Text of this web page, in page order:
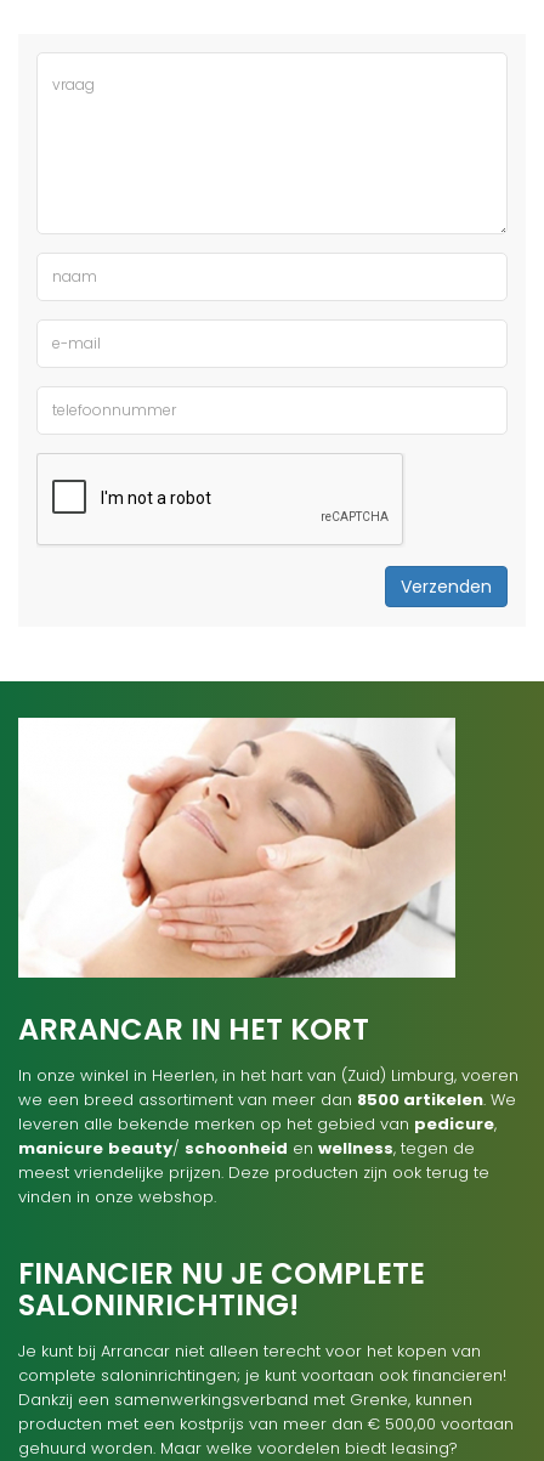
Verzenden
ARRANCAR IN HET KORT
In onze winkel in Heerlen, in het hart van (Zuid) Limburg, voeren
we een breed assortiment van meer dan 8500 artikelen. We
leveren alle bekende merken op het gebied van pedicure,
manicure beauty/ schoonheid en wellness, tegen de
meest vriendelijke prijzen. Deze producten zijn ook terug te
vinden in onze webshop.
FINANCIER NU JE COMPLETE
SALONINRICHTING!
Je kunt bij Arrancar niet alleen terecht voor het kopen van
complete saloninrichtingen; je kunt voortaan ook financieren!
Dankzij een samenwerkingsverband met Grenke, kunnen
producten met een kostprijs van meer dan € 500,00 voortaan
gehuurd worden. Maar welke voordelen biedt leasing?